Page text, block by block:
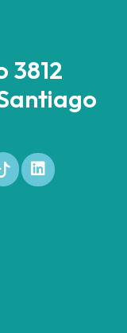
3812